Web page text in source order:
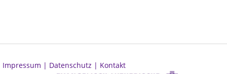
Impressum | Datenschutz | Kontakt